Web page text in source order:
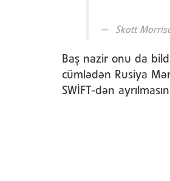
Skott
Baş nazir onu da
cümlədən Rusiya
SWİFT-dən